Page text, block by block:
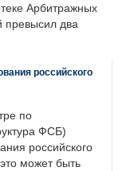
Арбитражных
превысил два
российского
по
ФСБ)
российского
может быть